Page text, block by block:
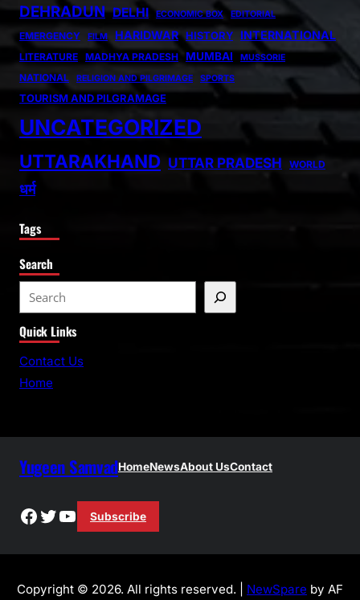
DEHRADUN DELHI ECONOMIC BOX EDITORIAL
EMERGENCY FILM HARIDWAR HISTORY INTERNATIONAL
LITERATURE MADHYA PRADESH MUMBAI MUSSORIE
NATIONAL RELIGION AND PILGRIMAGE SPORTS
TOURISM AND PILGRAMAGE
UNCATEGORIZED
UTTARAKHAND UTTAR PRADESH WORLD
धर्म
Tags
Search
e
a
r
Quick Links
Contact Us
Home
Yugeen SamvadHomeNewsAbout UsContact
Facebook
Twitter
YouTube
Subscribe
Copyright © 2026. All rights reserved. | NewSpare by AF